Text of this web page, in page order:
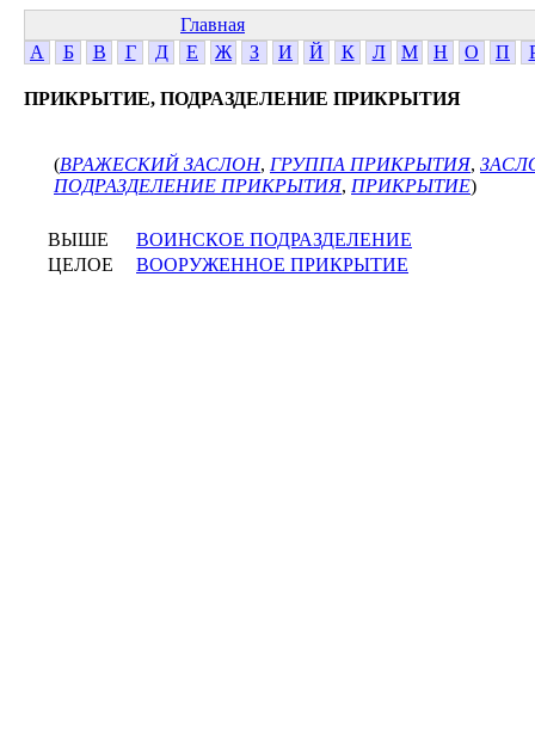
Главная
А
Б В Г Д Е Ж З И Й К Л М Н О П
ПРИКРЫТИЕ, ПОДРАЗДЕЛЕНИЕ ПРИКРЫТИЯ
(ВРАЖЕСКИЙ ЗАСЛОН, ГРУППА ПРИКРЫТИЯ,
ПОДРАЗДЕЛЕНИЕ ПРИКРЫТИЯ, ПРИКРЫТИЕ)
ВЫШЕ
ВОИНСКОЕ ПОДРАЗДЕЛЕНИЕ
ЦЕЛОЕ
ВООРУЖЕННОЕ ПРИКРЫТИЕ